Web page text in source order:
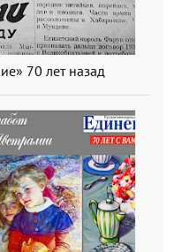
70 лет назад